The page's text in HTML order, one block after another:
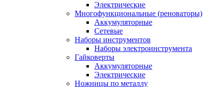
Электрические
Многофункциональные (реноваторы)
Аккумуляторные
Сетевые
Наборы инструментов
Наборы электроинструмента
Гайковерты
Аккумуляторные
Электрические
Ножницы по металлу